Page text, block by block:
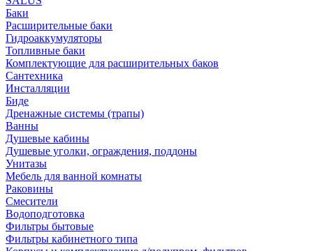
Баки
Расширительные баки
Гидроаккумуляторы
Топливные баки
Комплектующие для расширительных баков
Сантехника
Инсталляции
Биде
Дренажные системы (трапы)
Ванны
Душевые кабины
Душевые уголки, ограждения, поддоны
Унитазы
Мебель для ванной комнаты
Раковины
Смесители
Водоподготовка
Фильтры бытовые
Фильтры кабинетного типа